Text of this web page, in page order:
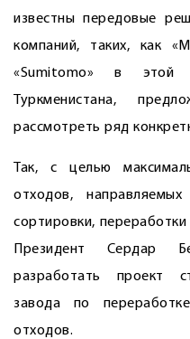
известны передовые
компаний, таких, как
«Sumitomo» в этой
Туркменистана,
рассмотреть ряд
Так, с целью
отходов,
сортировки,
Президент Сердар
разработать проект
завода по
отходов.